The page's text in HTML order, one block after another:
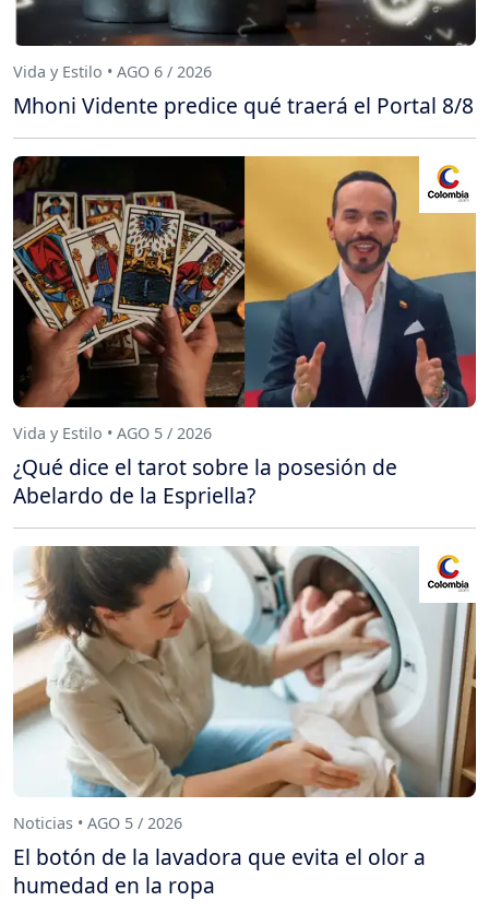
Vida y Estilo • AGO 6 / 2026
Mhoni Vidente predice qué traerá el Portal 8/8
Vida y Estilo • AGO 5 / 2026
¿Qué dice el tarot sobre la posesión de
Abelardo de la Espriella?
Noticias • AGO 5 / 2026
El botón de la lavadora que evita el olor a
humedad en la ropa